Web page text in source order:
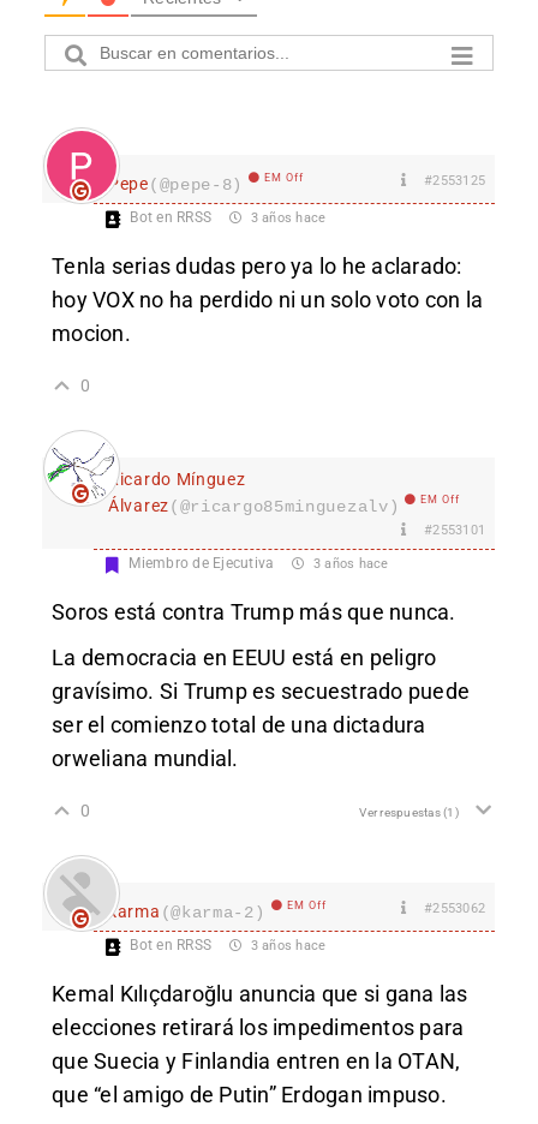
Pepe(@pepe-8) EM Off #2553125
Bot en RRSS 3 años hace
Tenla serias dudas pero ya lo he aclarado:
hoy VOX no ha perdido ni un solo voto con la
mocion.
0
Ricardo Mínguez
Álvarez(@ricargo85minguezalv) EM Off
#2553101
Miembro de Ejecutiva 3 años hace
Soros está contra Trump más que nunca.
La democracia en EEUU está en peligro
gravísimo. Si Trump es secuestrado puede
ser el comienzo total de una dictadura
orweliana mundial.
0 Ver respuestas(1)
karma (@karma-2) EM Off #2553062
Bot en RRSS 3 años hace
Kemal Kılıçdaroğlu anuncia que si gana las
elecciones retirará los impedimentos para
que Suecia y Finlandia entren en la OTAN,
que “el amigo de Putin” Erdogan impuso.